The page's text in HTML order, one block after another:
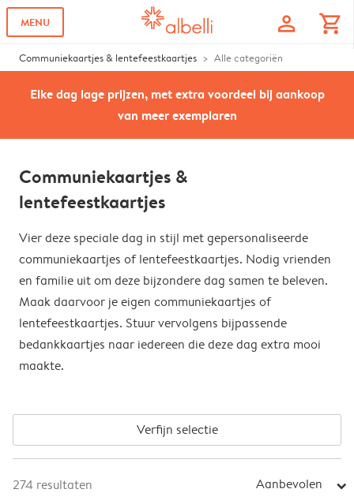
MENU profile shopping_cart
Communiekaartjes & lentefeestkaartjes Alle categoriën
Elke dag lage prijzen, met extra voordeel bij aankoop
van meer exemplaren
Communiekaartjes &
lentefeestkaartjes
Vier deze speciale dag in stijl met gepersonaliseerde
communiekaartjes of lentefeestkaartjes. Nodig vrienden
en familie uit om deze bijzondere dag samen te beleven.
Maak daarvoor je eigen communiekaartjes of
lentefeestkaartjes. Stuur vervolgens bijpassende
bedankkaartjes naar iedereen die deze dag extra mooi
maakte.
Verfijn selectie
274 resultaten Aanbevolen arrow_right